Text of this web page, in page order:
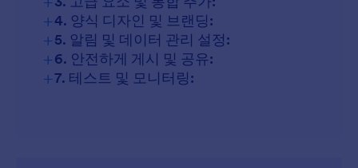
+4. 양식 디자인 및 브랜딩:
+5. 알림 및 데이터 관리 설정:
+6. 안전하게 게시 및 공유:
+7. 테스트 및 모니터링: